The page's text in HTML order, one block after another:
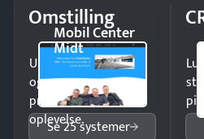
Omstilling
Mobil Center
Midt
Undgå tabte opkald
og giv kunderne en
professionel
oplevelse.
Se 25 systemer